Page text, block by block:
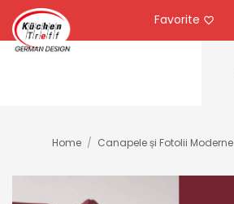
Favorite
Home / Canapele și Fotolii Moderne